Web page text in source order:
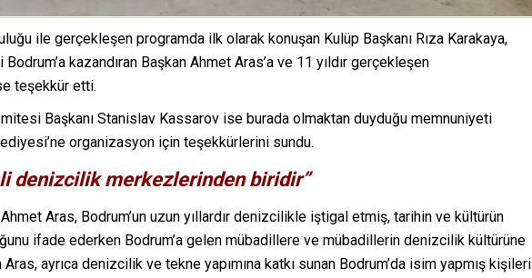
ile gerçekleşen programda ilk olarak konuşan Kulüp Başkanı Rıza Karakaya,
kazandıran Başkan Ahmet Aras’a ve 11 yıldır gerçekleşen
teşekkür etti.
Başkanı Stanislav Kassarov ise burada olmaktan duyduğu memnuniyeti
organizasyon için teşekkürlerini sundu.
denizcilik merkezlerinden biridir”
Aras, Bodrum’un uzun yıllardır denizcilikle iştigal etmiş, tarihin ve kültürün
ifade ederken Bodrum’a gelen mübadillere ve mübadillerin denizcilik kültürüne
Aras, ayrıca denizcilik ve tekne yapımına katkı sunan Bodrum’da isim yapmış kişileri